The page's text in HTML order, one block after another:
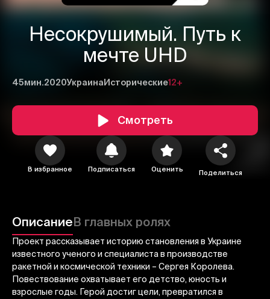
Несокрушимый. Путь к
мечте UHD
45мин.2020Украина Исторические12+
Смотреть
В избранное Подписаться Оценить Поделиться
ОписаниеВ главных ролях
Проект рассказывает историю становления в Украине
известного ученого и специалиста в производстве
ракетной и космической техники – Сергея Королева.
Повествование охватывает его детство, юность и
взрослые годы. Герой достиг цели, превратился в
2
Авторизоваться